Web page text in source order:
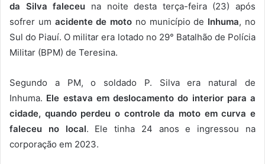
da Silva faleceu na noite desta terça-feira (23) após
sofrer um acidente de moto no município de Inhuma, no
Sul do Piauí. O militar era lotado no 29° Batalhão de Polícia
Militar (BPM) de Teresina.
Segundo a PM, o soldado P. Silva era natural de
Inhuma. Ele estava em deslocamento do interior para a
cidade, quando perdeu o controle da moto em curva e
faleceu no local. Ele tinha 24 anos e ingressou na
corporação em 2023.